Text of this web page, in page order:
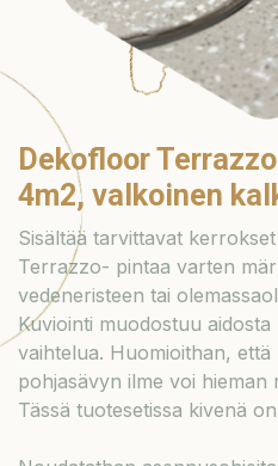
Dekofloor
4m2, valkoinen
Sisältää tarvittavat
Terrazzo- pintaa varten
vedeneristeen tai
Kuviointi muodostuu
vaihtelua. Huomioithan, että
pohjasävyn ilme voi
Tässä tuotesetissa kivenä